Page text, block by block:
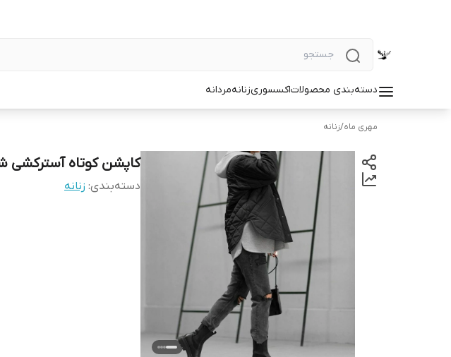
دسته‌بندی محصولاتاکسسوریزنانهمردانه
مهری ماه/زنانه
کاپشن کوتاه آسترکشی
دسته‌بندی: زنانه